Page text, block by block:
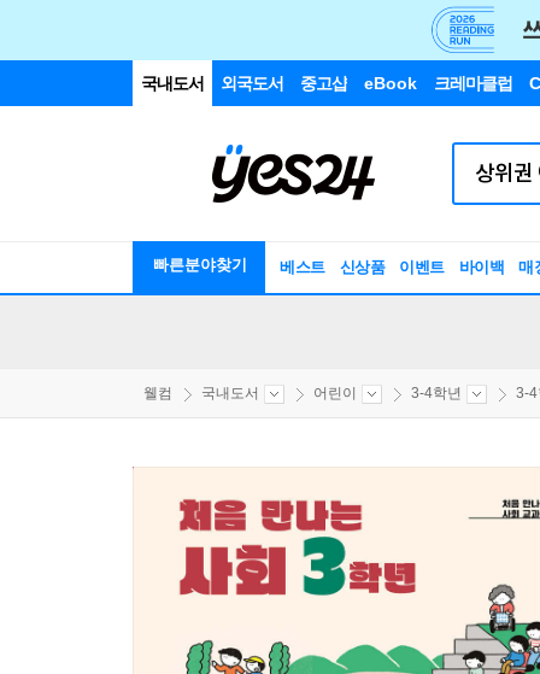
국내도서 외국도서 중고샵 eBook 크레마클럽
빠른분야찾기 베스트 신상품 이벤트 바이백 매
웰컴 국내도서 어린이 3-4학년 3-4